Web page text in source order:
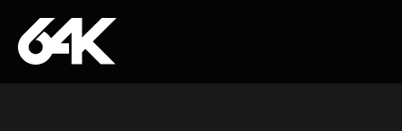
Skip to content